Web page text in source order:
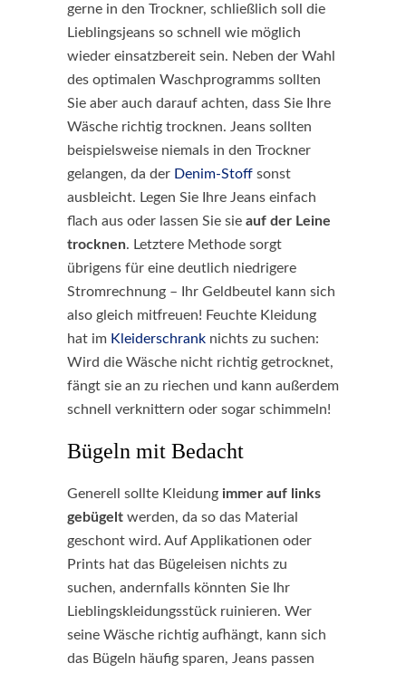
gerne in den Trockner, schließlich soll die
Lieblingsjeans so schnell wie möglich
wieder einsatzbereit sein. Neben der Wahl
des optimalen Waschprogramms sollten
Sie aber auch darauf achten, dass Sie Ihre
Wäsche richtig trocknen. Jeans sollten
beispielsweise niemals in den Trockner
gelangen, da der Denim-Stoff sonst
ausbleicht. Legen Sie Ihre Jeans einfach
flach aus oder lassen Sie sie auf der Leine
trocknen. Letztere Methode sorgt
übrigens für eine deutlich niedrigere
Stromrechnung – Ihr Geldbeutel kann sich
also gleich mitfreuen! Feuchte Kleidung
hat im Kleiderschrank nichts zu suchen:
Wird die Wäsche nicht richtig getrocknet,
fängt sie an zu riechen und kann außerdem
schnell verknittern oder sogar schimmeln!
Bügeln mit Bedacht
Generell sollte Kleidung immer auf links
gebügelt werden, da so das Material
geschont wird. Auf Applikationen oder
Prints hat das Bügeleisen nichts zu
suchen, andernfalls könnten Sie Ihr
Lieblingskleidungsstück ruinieren. Wer
seine Wäsche richtig aufhängt, kann sich
das Bügeln häufig sparen, Jeans passen